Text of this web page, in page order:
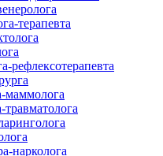
терапевта
рефлексотерапевта
маммолога
травматолога
нарколога